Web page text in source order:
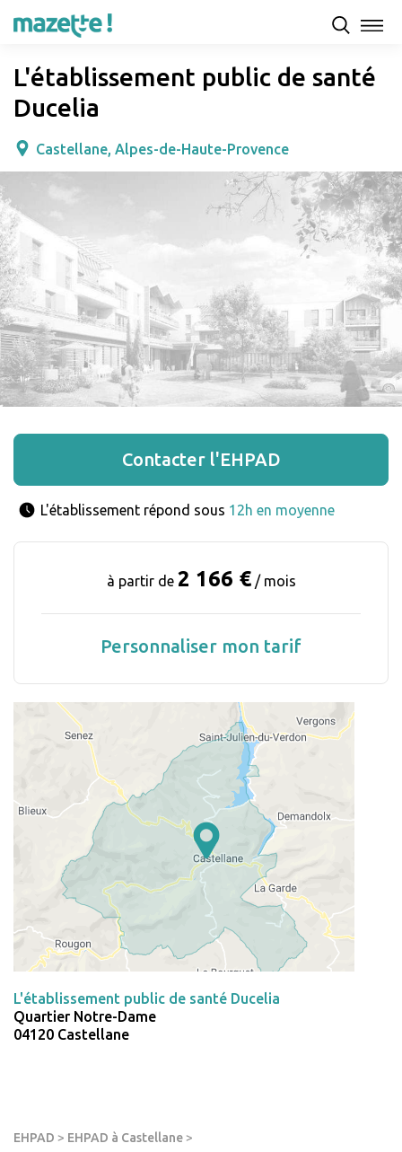
L'établissement public de santé
Ducelia
Castellane, Alpes-de-Haute-Provence
EHPAD > EHPAD à Castellane >
Contacter l'EHPAD
L'établissement répond sous 12h en moyenne
à partir de 2 166 €/ mois
Personnaliser mon tarif
L'établissement public de santé Ducelia
Quartier Notre-Dame
04120 Castellane